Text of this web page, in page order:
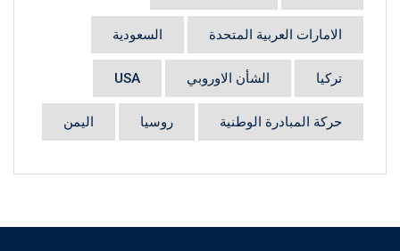
الامارات العربية المتحدة السعودية
تركيا الشأن الاوروبي USA
حركة المبادرة الوطنية روسيا اليمن